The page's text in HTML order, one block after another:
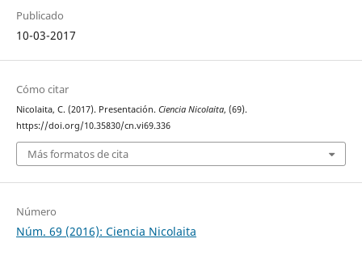
Publicado
10-03-2017
Cómo citar
Nicolaita, C. (2017). Presentación. Ciencia Nicolaita, (69).
https://doi.org/10.35830/cn.vi69.336
Más formatos de cita
Número
Núm. 69 (2016): Ciencia Nicolaita